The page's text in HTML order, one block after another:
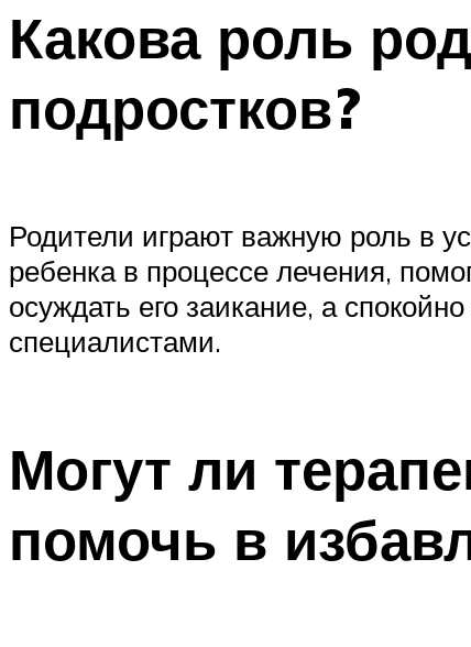
Какова роль
подростков?
Родители играют важную роль в
ребенка в процессе лечения,
осуждать его заикание, а
специалистами.
Могут ли
помочь в